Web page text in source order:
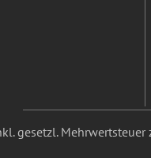
gesetzl. Mehrwertsteuer